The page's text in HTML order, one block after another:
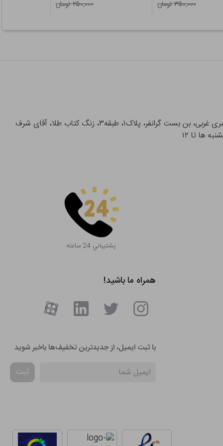
۳۵۰,۰۰۰ تومان
۲۵۰,۰۰۰ تومان
آدرس تحویل حضوری سفارشات: میدان انقلاب، خیابان انقلاب، خیابان ۱۲ فروردین، خیابان شهدای ژاندارمری غربی، بن بست گرانفر، پلاک۱، طبقه۳، زنگ کتاب طلا، آقای شرف
پشتيباني 24 ساعته
همراه ما باشید!
با ثبت ایمیل، از جدید‌ترین تخفیف‌ها با‌خبر شوید
ثبت